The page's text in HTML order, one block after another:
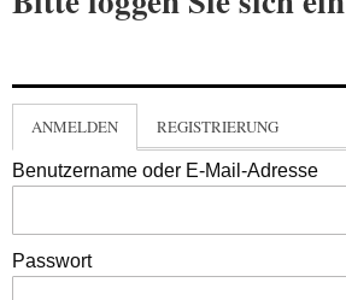
ANMELDEN REGISTRIERUNG
Benutzername oder E-Mail-Adresse
Passwort